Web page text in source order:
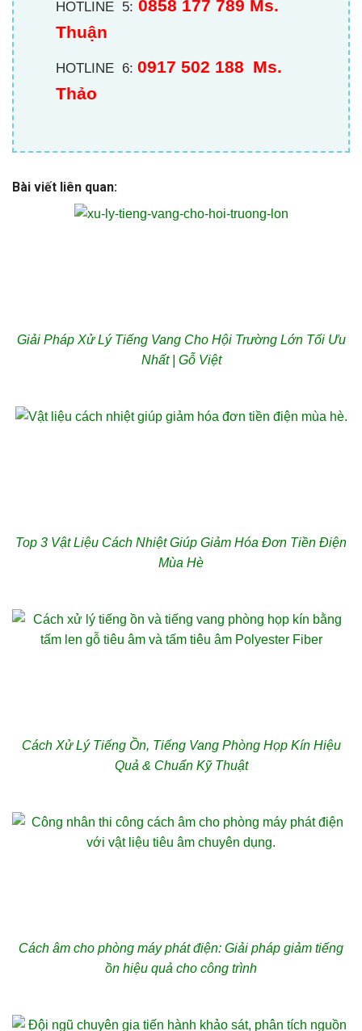
HOTLINE 5: 0858 177 789 Ms.
Thuận
HOTLINE 6:0917 502 188 Ms.
Thảo
Bài viết liên quan:
Giải Pháp Xử Lý Tiếng Vang Cho Hội Trường Lớn Tối Ưu
Nhất | Gỗ Việt
Top 3 Vật Liệu Cách Nhiệt Giúp Giảm Hóa Đơn Tiền Điện
Mùa Hè
Cách Xử Lý Tiếng Ồn, Tiếng Vang Phòng Họp Kín Hiệu
Quả & Chuẩn Kỹ Thuật
Cách âm cho phòng máy phát điện: Giải pháp giảm tiếng
ồn hiệu quả cho công trình